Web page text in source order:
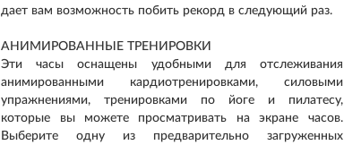
дает вам возможность побить рекорд в следующий раз.
АНИМИРОВАННЫЕ ТРЕНИРОВКИ
Эти часы оснащены удобными для отслеживания
анимированными кардиотренировками, силовыми
упражнениями, тренировками по йоге и пилатесу,
которые вы можете просматривать на экране часов.
Выберите одну из предварительно загруженных